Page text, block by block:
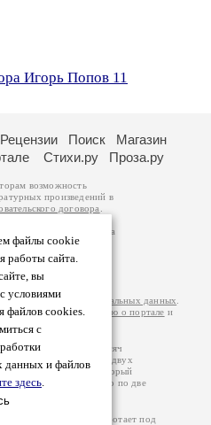
Игорь Попов 11
файлы cookie
работы сайта.
вы
условиями
файлов cookies.
с
данных и файлов
здесь.
Рецензии Поиск
Магазин
Стихи.ру Проза.ру
возможность
произведений в
договора
принадлежат авторам
произведений возможна
вы можете
Ответственность за
на
обработки персональных данных
подробнуюинформацию о портале и
– порядка 200 тысяч
просматривают более двух
посещаемости, который
В каждой графе указано по две
посетителей.
2000-2026. Портал работает под